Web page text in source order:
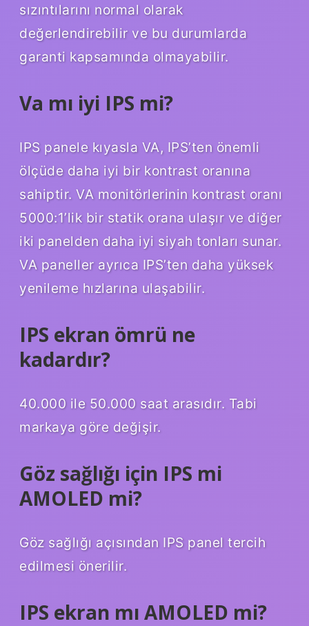
sızıntılarını normal olarak
değerlendirebilir ve bu durumlarda
garanti kapsamında olmayabilir.
Va mı iyi IPS mi?
IPS panele kıyasla VA, IPS’ten önemli
ölçüde daha iyi bir kontrast oranına
sahiptir. VA monitörlerinin kontrast oranı
5000:1’lik bir statik orana ulaşır ve diğer
iki panelden daha iyi siyah tonları sunar.
VA paneller ayrıca IPS’ten daha yüksek
yenileme hızlarına ulaşabilir.
IPS ekran ömrü ne
kadardır?
40.000 ile 50.000 saat arasıdır. Tabi
markaya göre değişir.
Göz sağlığı için IPS mi
AMOLED mi?
Göz sağlığı açısından IPS panel tercih
edilmesi önerilir.
IPS ekran mı AMOLED mi?